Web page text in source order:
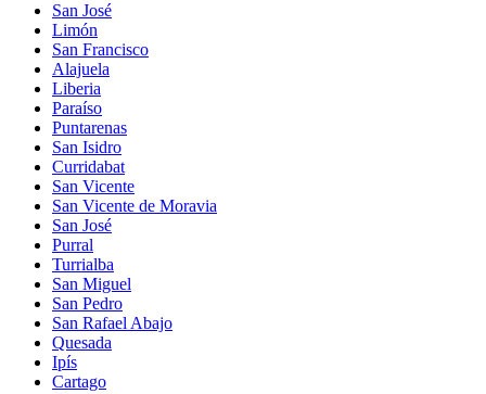
San José
Limón
San Francisco
Alajuela
Liberia
Paraíso
Puntarenas
San Isidro
Curridabat
San Vicente
San Vicente de Moravia
San José
Purral
Turrialba
San Miguel
San Pedro
San Rafael Abajo
Quesada
Ipís
Cartago